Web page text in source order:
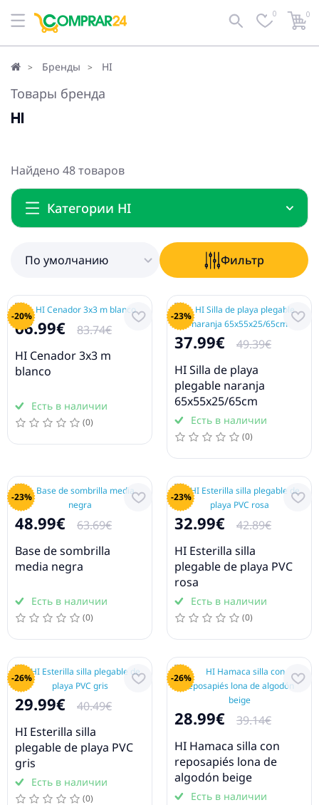
По умолчанию Фильтр 0 0
Бренды HI
Товары бренда
HI
Найдено 48 товаров
Категории HI
По умолчанию Фильтр
-20%
66.99€
83.74€
HI Cenador 3x3 m
blanco
Есть в наличии
(0)
-23%
37.99€
49.39€
HI Silla de playa
plegable naranja
65x55x25/65cm
Есть в наличии
(0)
-23%
48.99€
63.69€
Base de sombrilla
media negra
Есть в наличии
(0)
-23%
32.99€
42.89€
HI Esterilla silla
plegable de playa PVC
rosa
Есть в наличии
(0)
-26%
29.99€
40.49€
HI Esterilla silla
plegable de playa PVC
gris
Есть в наличии
(0)
-26%
28.99€
39.14€
HI Hamaca silla con
reposapiés lona de
algodón beige
Есть в наличии